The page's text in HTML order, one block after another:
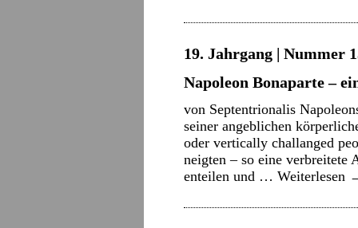
19. Jahrgang | Nummer
Napoleon Bonaparte –
von Septentrionalis
seiner angeblichen
oder vertically challanged
neigten – so eine verbreitete
enteilen und … Weiterlesen